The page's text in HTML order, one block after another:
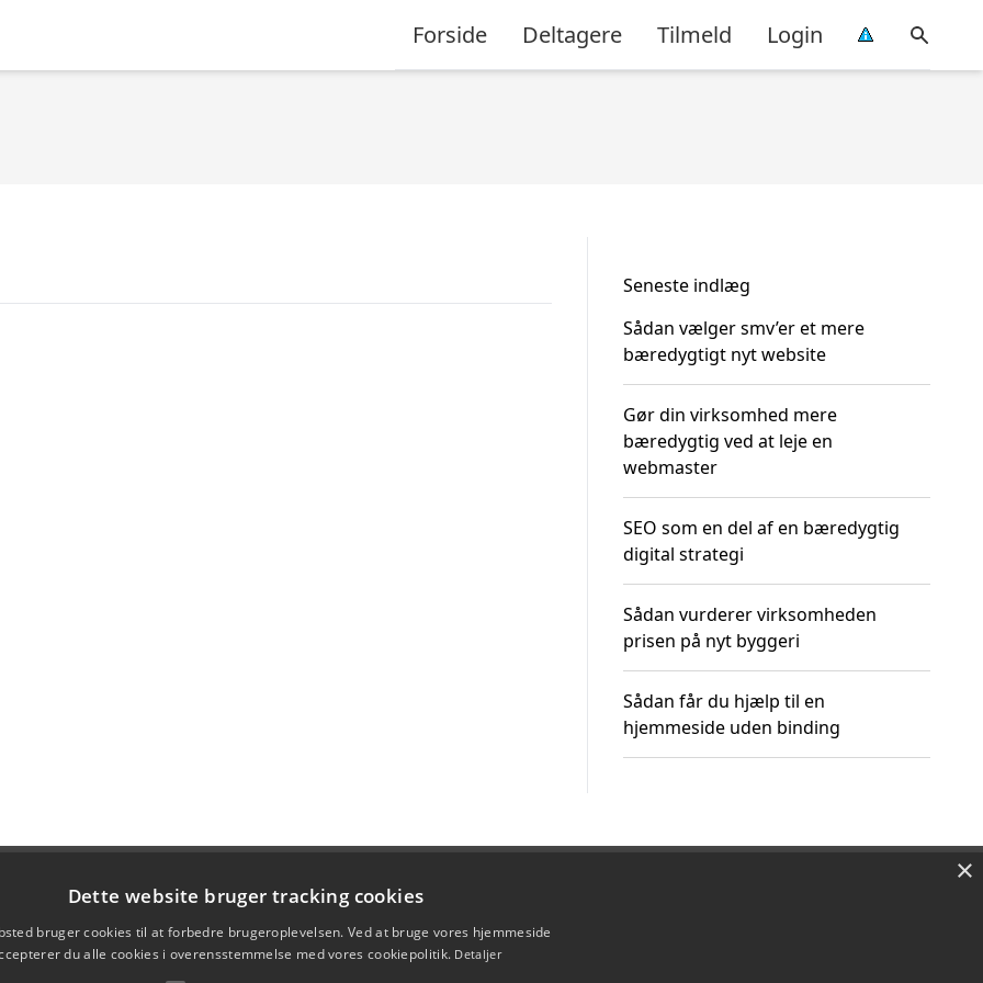
Forside Deltagere Tilmeld Login
Seneste indlæg
Sådan vælger smv’er et mere
bæredygtigt nyt website
Gør din virksomhed mere
bæredygtig ved at leje en
webmaster
SEO som en del af en bæredygtig
digital strategi
Sådan vurderer virksomheden
prisen på nyt byggeri
Sådan får du hjælp til en
hjemmeside uden binding
×
Dette website bruger tracking cookies
bruger cookies til at forbedre brugeroplevelsen. Ved at bruge vores hjemmeside
du alle cookies i overensstemmelse med vores cookiepolitik. Detaljer